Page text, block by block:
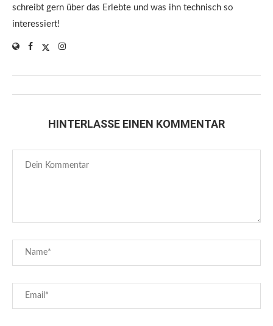
schreibt gern über das Erlebte und was ihn technisch so
interessiert!
HINTERLASSE EINEN KOMMENTAR